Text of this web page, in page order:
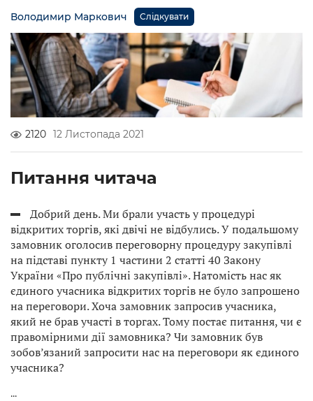
Володимир Маркович Слідкувати
2120 12 Листопада 2021
Питання читача
Добрий день. Ми брали участь у процедурі
відкритих торгів, які двічі не відбулись. У подальшому
замовник оголосив переговорну процедуру закупівлі
на підставі пункту 1 частини 2 статті 40 Закону
України «Про публічні закупівлі». Натомість нас як
єдиного учасника відкритих торгів не було запрошено
на переговори. Хоча замовник запросив учасника,
який не брав участі в торгах. Тому постає питання, чи є
правомірними дії замовника? Чи замовник був
зобов’язаний запросити нас на переговори як єдиного
учасника?
...